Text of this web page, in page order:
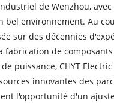
de Wenzhou,
bel environnement. Au
sur des décennies
fabrication de
puissance, CHYT
innovantes des
l'opportunité d'un